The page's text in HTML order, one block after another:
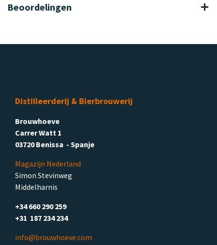
Beoordelingen
Distilleerderij & Bierbrouwerij
Brouwhoeve
Carrer Watt 1
03720 Benissa - Spanje
Magazijn Nederland
Simon Stevinweg
Middelharnis
+34 660 290 259
+31 187 234 234
info@brouwhoeve.com